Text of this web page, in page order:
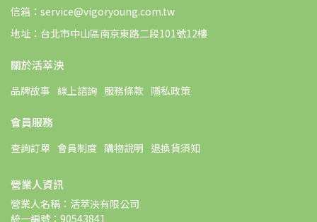
信箱：service@vigoryoung.com.tw
地址：台北市中山區南京東路二段101號12樓
關於活萃泱
品牌故事 線上諮詢 服務條款 隱私政策
會員服務
查詢訂單 會員制度 購物說明 退換貨須知
營業人資訊
營業人名稱：活萃泱有限公司
統一編號：90543841